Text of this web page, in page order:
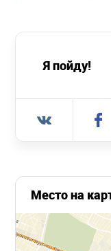
Я пойду!
Место на